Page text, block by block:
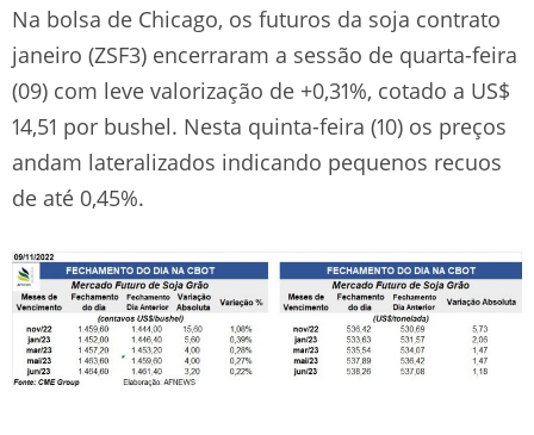
Na bolsa de Chicago, os futuros da soja contrato
janeiro (ZSF3) encerraram a sessão de quarta-feira
(09) com leve valorização de +0,31%, cotado a US$
14,51 por bushel. Nesta quinta-feira (10) os preços
andam lateralizados indicando pequenos recuos
de até 0,45%.